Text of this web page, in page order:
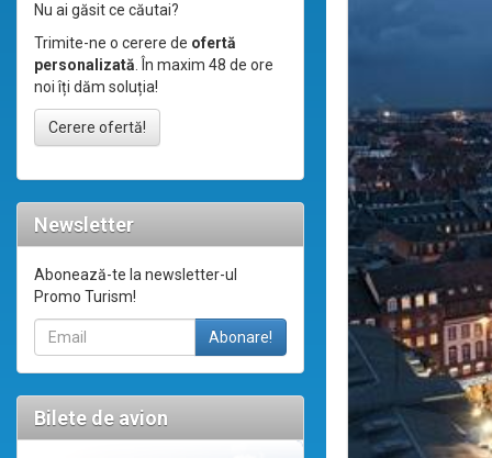
Nu ai găsit ce căutai?
Trimite-ne o cerere de ofertă
personalizată. În maxim 48 de ore
noi îți dăm soluția!
Cerere ofertă!
Newsletter
Abonează-te la newsletter-ul
Promo Turism!
Bilete de avion